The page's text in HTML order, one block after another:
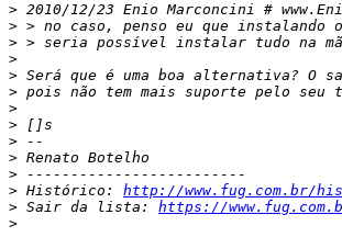
> 2010/12/23 Enio Marconcini #
>
>
>
>
>
>
>
>
>
>
> Histórico: http://www.fug.com.br/
> Sair da lista: https://
>